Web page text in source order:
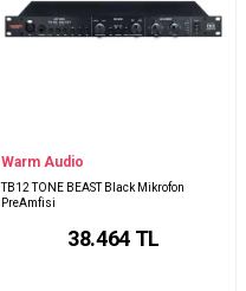
Warm Audio
TB12 TONE BEAST Black Mikrofon
PreAmfisi
38.464TL